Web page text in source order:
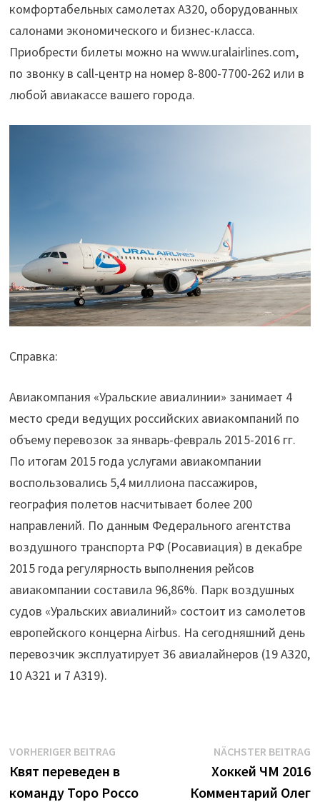
комфортабельных самолетах А320, оборудованных
салонами экономического и бизнес-класса.
Приобрести билеты можно на www.uralairlines.com,
по звонку в call-центр на номер 8-800-7700-262 или в
любой авиакассе вашего города.
Справка:
Авиакомпания «Уральские авиалинии» занимает 4
место среди ведущих российских авиакомпаний по
объему перевозок за январь-февраль 2015-2016 гг.
По итогам 2015 года услугами авиакомпании
воспользовались 5,4 миллиона пассажиров,
география полетов насчитывает более 200
направлений. По данным Федерального агентства
воздушного транспорта РФ (Росавиация) в декабре
2015 года регулярность выполнения рейсов
авиакомпании составила 96,86%. Парк воздушных
судов «Уральских авиалиний» состоит из самолетов
европейского концерна Airbus. На сегодняшний день
перевозчик эксплуатирует 36 авиалайнеров (19 А320,
10 А321 и 7 А319).
Beitrags-
Navigation
VORHERIGER BEITRAGVorheriger
Beitrag:
Квят переведен в
команду Торо Россо
NÄCHSTER BEITRAG
Хоккей ЧМ 2016
Комментарий Олег